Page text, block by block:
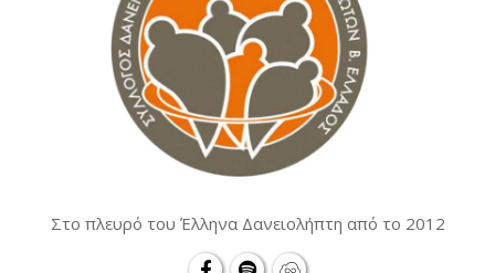
Στο πλευρό του Έλληνα Δανειολήπτη από το 2012